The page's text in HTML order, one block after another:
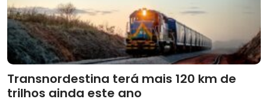
Transnordestina terá mais 120 km de
trilhos ainda este ano